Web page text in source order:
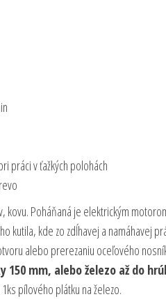
práci v ťažkých polohách
kovu. Poháňaná je elektrickým
kutila, kde zo zdĺhavej a namáhavej
alebo prerezaniu oceľového
150 mm, alebo železo až do
pílového plátku na železo.